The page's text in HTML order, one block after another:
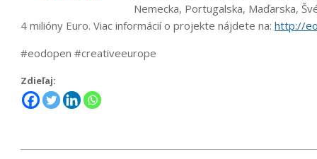
Nemecka, Portugalska, Maďarska,
4 milióny Euro. Viac informácií o projekte nájdete na: http://
#eodopen #creativeeurope
Zdieľaj: